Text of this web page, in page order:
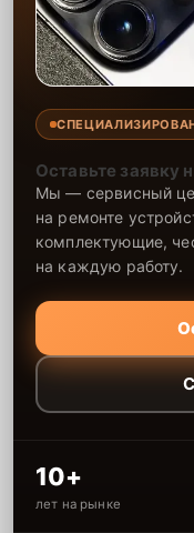
Оставьте заявку
Мы — сервисный
на ремонте
комплектующие,
на каждую работу.
10+
лет на рынке